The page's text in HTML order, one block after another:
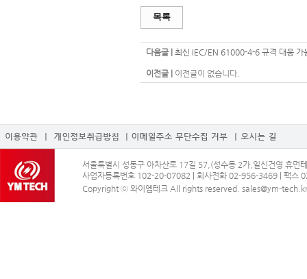
목록
다음글 | 최신 IEC/EN 61000-4-6 규격 대응 가
이전글 | 이전글이 없습니다.
서울특별시 성동구 아차산로 17길 57,(성수동 2가,일신건영 휴먼
사업자등록번호 102-20-07082 | 회사전화 02-956-3469 | 팩스
Copyright ⓒ 와이엠테크 All rights reserved. sales@ym-tech.kr